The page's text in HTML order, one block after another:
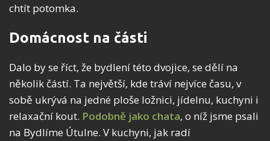
chtít potomka.
Domácnost na části
Dalo by se říct, že bydlení této dvojice, se dělí na
několik částí. Ta největší, kde tráví nejvíce času, v
sobě ukrývá na jedné ploše ložnici, jídelnu, kuchyni i
relaxační kout. Podobně jako chata, o níž jsme psali
na Bydlíme Útulne. V kuchyni, jak radí